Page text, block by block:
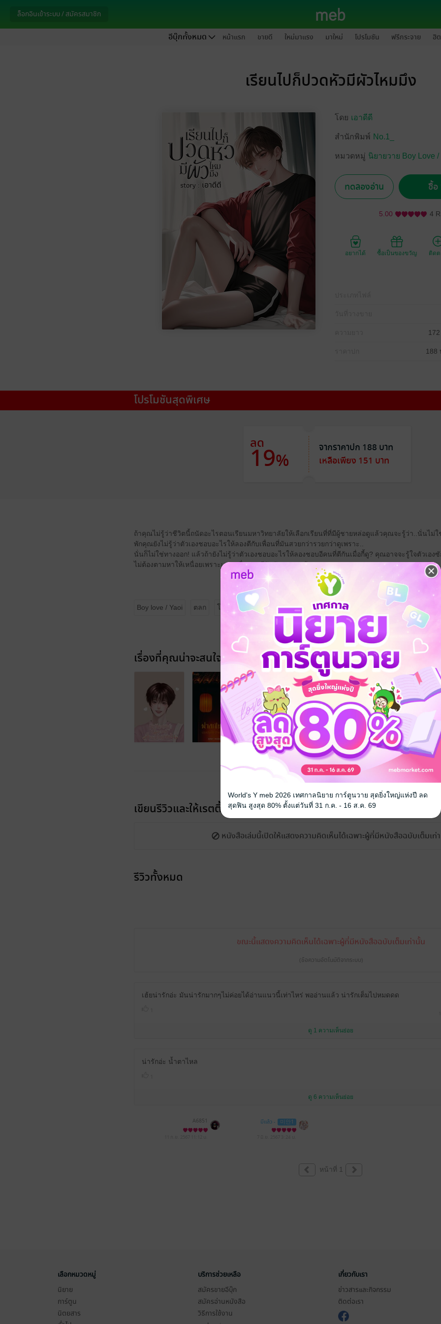
ล็อกอินเข้าระบบ / สมัครสมาชิก
อีบุ๊กทั้งหมด หน้าแรก ขายดี ใหม่มาแรง มาใหม่ โปรโมชัน ฟรีกระจาย ฮิ
เรียนไปก็ปวดหัวมีผัวไหมมึง
โดย เอาดีดี
สำนักพิมพ์ No.1_
หมวดหมู่ นิยายวาย Boy Love /
ทดลองอ่าน ซื้อ
5.00 4
อยากได้ ซื้อเป็นของขวัญ ติด
188
โปรโมชันสุดพิเศษ
ลด
19%
จากราคาปก 188 บาท
เหลือเพียง 151 บาท
ถ้าคุณไม่รู้ว่าชีวิตนี้ถนัดอะไรตอนเรียนมหาวิทยาลัยให้เลือกเรียนที่ที่มีผู้ชายหล่อดูแล้วคุณจะรู้ว่า..นั่นไม่ใ
พักคุณยังไม่รู้ว่าตัวเองชอบอะไรให้ลองตีกับเพื่อนที่มันสวยกว่ารวยกว่าดูเพราะ..
นั่นก็ไม่ใช่ทางออก! แล้วถ้ายังไม่รู้ว่าตัวเองชอบอะไรให้ลองชอบอีคนที่ตีกันเมื่อกี้ดู? คุณอาจจะรู้ใจตัวเอง
ไม่ต้องตามหาให้เหนื่อยเพราะเราเหนื่อยตบตีกับมันมาพอแล้ว!
Boy love / Yaoi ตลก โรแมนติก มหาวิทยาลัย วิศวะ
เรื่องที่คุณน่าจะสนใจ
เขียนรีวิวและให้เรตติ้ง
หนังสือเล่มนี้เปิดให้แสดงความคิดเห็นได้เฉพาะผู้ที่มีหนังสือฉบับเต็มเท่
รีวิวทั้งหมด
ขณะนี้แสดงความคิดเห็นได้เฉพาะผู้ที่มีหนังสือฉบับเต็มเท่านั้น
(ข้อความอัตโนมัติจากระบบ)
เฮ้ยน่ารักอ่ะ มันน่ารักมากๆไม่ค่อยได้อ่านแนวนี้เท่าไหร่ พออ่านแล้ว น่ารักเต็มไปหมดดด
ดู 1 ความเห็นย่อย
น่ารักอ่ะ น้ำตาไหล
ดู 6 ความเห็นย่อย
A6851 มีแล้ว - 미안1
หน้าที่ 1
เลือกหมวดหมู่
นิยาย
การ์ตูน
นิตยสาร
บริการช่วยเหลือ
สมัครขายอีบุ๊ก
สมัครอ่านหนังสือ
วิธีการใช้งาน
เกี่ยวกับเรา
ข่าวสารและกิจกรรม
ติดต่อเรา
World's Y meb 2026 เทศกาลนิยาย การ์ตูนวาย สุดยิ่งใหญ่แห่งปี ลด
สุดฟิน สูงสุด 80% ตั้งแต่วันที่ 31 ก.ค. - 16 ส.ค. 69